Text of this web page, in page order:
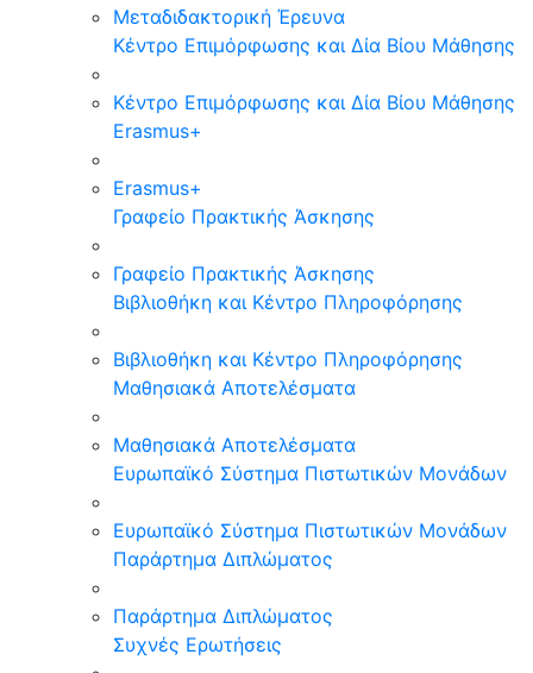
Μεταδιδακτορική Έρευνα
Κέντρο Επιμόρφωσης και Δία Βίου Μάθησης
Κέντρο Επιμόρφωσης και Δία Βίου Μάθησης
Erasmus+
Erasmus+
Γραφείο Πρακτικής Άσκησης
Γραφείο Πρακτικής Άσκησης
Βιβλιοθήκη και Κέντρο Πληροφόρησης
Βιβλιοθήκη και Κέντρο Πληροφόρησης
Μαθησιακά Αποτελέσματα
Μαθησιακά Αποτελέσματα
Ευρωπαϊκό Σύστημα Πιστωτικών Μονάδων
Ευρωπαϊκό Σύστημα Πιστωτικών Μονάδων
Παράρτημα Διπλώματος
Παράρτημα Διπλώματος
Συχνές Ερωτήσεις